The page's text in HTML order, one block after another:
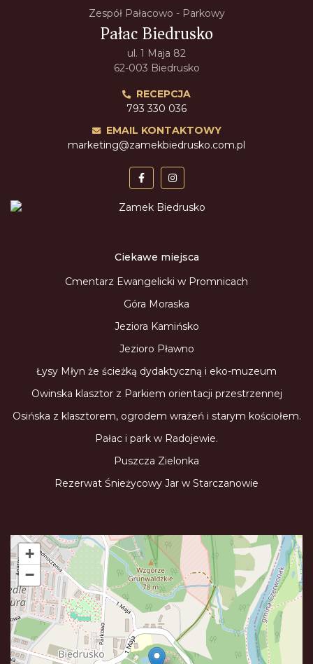
Zespół Pałacowo - Parkowy
Pałac Biedrusko
ul. 1 Maja 82
62-003 Biedrusko
RECEPCJA
793 330 036
EMAIL KONTAKTOWY
marketing@zamekbiedrusko.com.pl
Ciekawe miejsca
Cmentarz Ewangelicki w Promnicach
Góra Moraska
Jeziora Kamińsko
Jezioro Pławno
Łysy Młyn że ścieżką dydaktyczną i eko-muzeum
Owinska klasztor z Parkiem orientacji przestrzennej
Osińska z klasztorem, ogrodem wrażeń i starym kościołem.
Pałac i park w Radojewie.
Puszcza Zielonka
Rezerwat Śnieżycowy Jar w Starczanowie
+
−